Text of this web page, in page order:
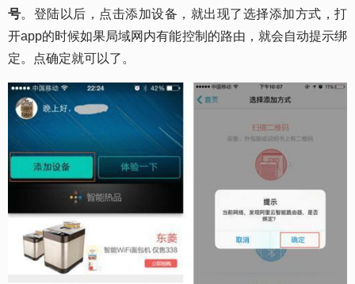
号。登陆以后，点击添加设备，就出现了选择添加方式，打
开app的时候如果局域网内有能控制的路由，就会自动提示绑
定。点确定就可以了。